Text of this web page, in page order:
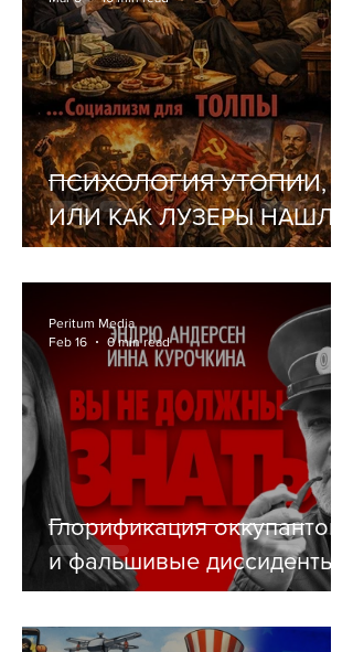
ПСИХОЛОГИЯ УТОПИИ,
ИЛИ КАК ЛУЗЕРЫ НАШЛИ
СЕБЕ РЕЛИГИЮ
Глорификация оккупантов
и фальшивые диссиденты
Peritum Media
Feb 16
0 min read